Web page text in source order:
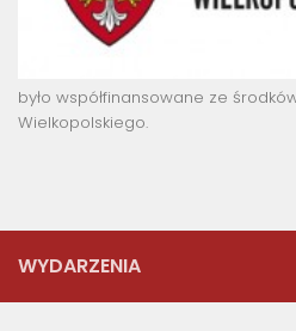
było współfinansowane ze
Wielkopolskiego.
WYDARZENIA